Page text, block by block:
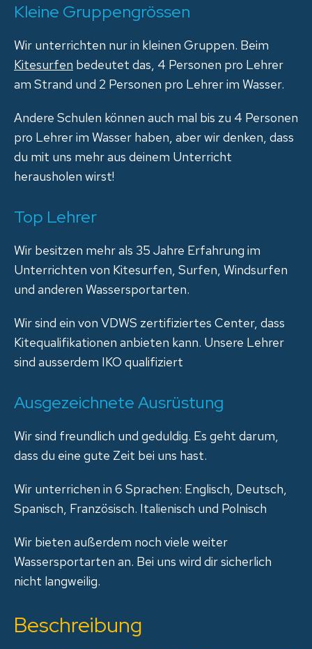
Kleine Gruppengrössen
Wir unterrichten nur in kleinen Gruppen. Beim
Kitesurfen bedeutet das, 4 Personen pro Lehrer
am Strand und 2 Personen pro Lehrer im Wasser.
Andere Schulen können auch mal bis zu 4 Personen
pro Lehrer im Wasser haben, aber wir denken, dass
du mit uns mehr aus deinem Unterricht
herausholen wirst!
Top Lehrer
Wir besitzen mehr als 35 Jahre Erfahrung im
Unterrichten von Kitesurfen, Surfen, Windsurfen
und anderen Wassersportarten.
Wir sind ein von VDWS zertifiziertes Center, dass
Kitequalifikationen anbieten kann. Unsere Lehrer
sind ausserdem IKO qualifiziert
Ausgezeichnete Ausrüstung
Wir sind freundlich und geduldig. Es geht darum,
dass du eine gute Zeit bei uns hast.
Wir unterrichen in 6 Sprachen: Englisch, Deutsch,
Spanisch, Französisch. Italienisch und Polnisch
Wir bieten außerdem noch viele weiter
Wassersportarten an. Bei uns wird dir sicherlich
nicht langweilig.
Beschreibung